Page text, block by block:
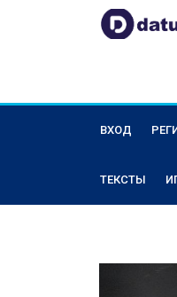
ВХОД
ТЕКСТЫ